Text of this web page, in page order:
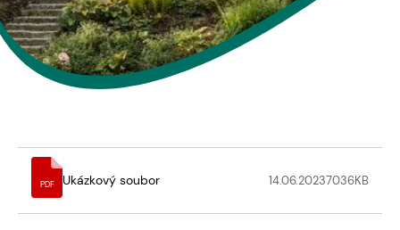
PDF Ukázkový soubor 14.06.20237036KB